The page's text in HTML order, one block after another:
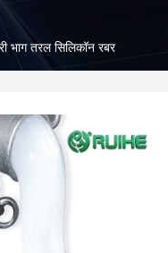
भाग तरल सिलिकॉन रबर